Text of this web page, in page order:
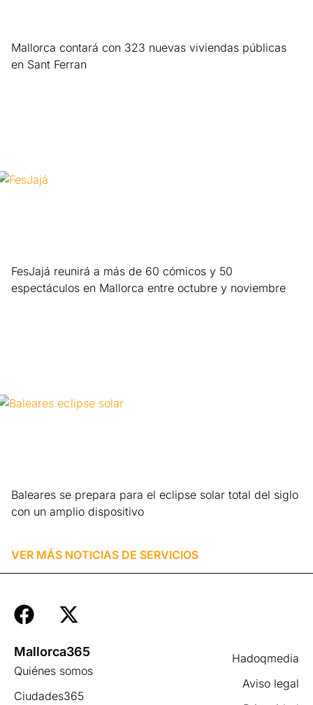
Mallorca contará con 323 nuevas viviendas públicas
en Sant Ferran
FesJajá reunirá a más de 60 cómicos y 50
espectáculos en Mallorca entre octubre y noviembre
Baleares se prepara para el eclipse solar total del siglo
con un amplio dispositivo
VER MÁS NOTICIAS DE SERVICIOS
Hadoqmedia
Aviso legal
Mallorca365
Quiénes somos
Ciudades365